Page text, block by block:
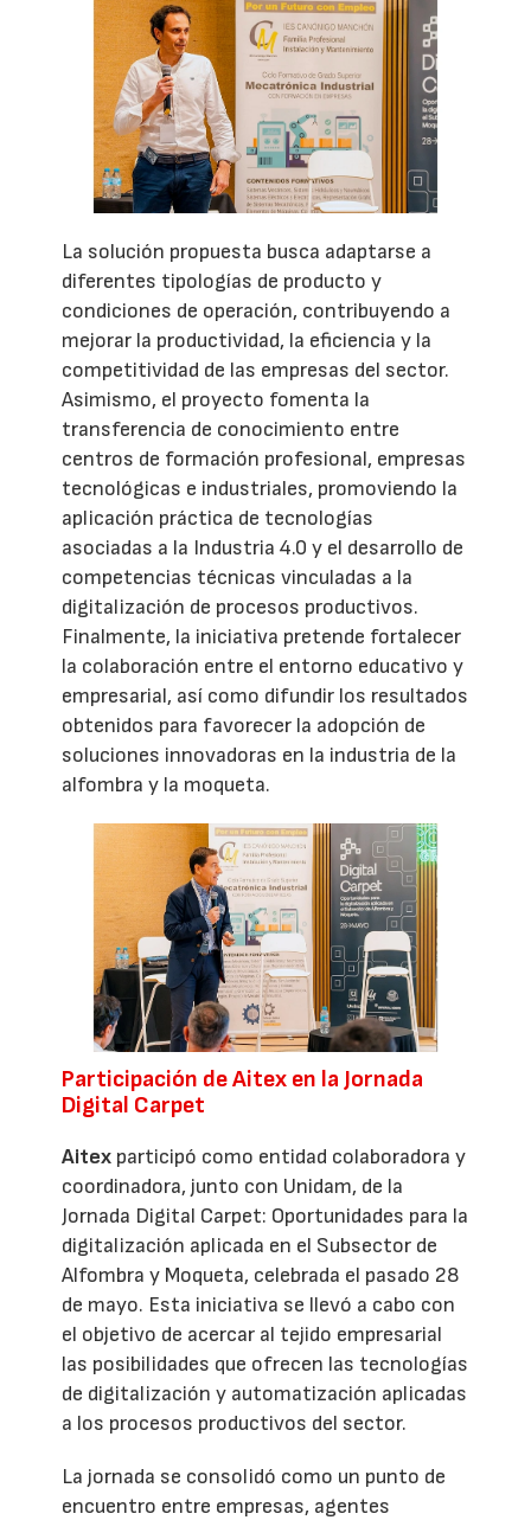
La solución propuesta busca adaptarse a
diferentes tipologías de producto y
condiciones de operación, contribuyendo a
mejorar la productividad, la eficiencia y la
competitividad de las empresas del sector.
Asimismo, el proyecto fomenta la
transferencia de conocimiento entre
centros de formación profesional, empresas
tecnológicas e industriales, promoviendo la
aplicación práctica de tecnologías
asociadas a la Industria 4.0 y el desarrollo de
competencias técnicas vinculadas a la
digitalización de procesos productivos.
Finalmente, la iniciativa pretende fortalecer
la colaboración entre el entorno educativo y
empresarial, así como difundir los resultados
obtenidos para favorecer la adopción de
soluciones innovadoras en la industria de la
alfombra y la moqueta.
Participación de Aitex en la Jornada
Digital Carpet
Aitex participó como entidad colaboradora y
coordinadora, junto con Unidam, de la
Jornada Digital Carpet: Oportunidades para la
digitalización aplicada en el Subsector de
Alfombra y Moqueta, celebrada el pasado 28
de mayo. Esta iniciativa se llevó a cabo con
el objetivo de acercar al tejido empresarial
las posibilidades que ofrecen las tecnologías
de digitalización y automatización aplicadas
a los procesos productivos del sector.
La jornada se consolidó como un punto de
encuentro entre empresas, agentes